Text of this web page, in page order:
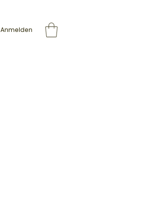
Anmelden